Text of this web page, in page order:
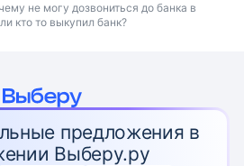
не могу дозвониться до банка в
кто то выкупил банк?
предложения в
Выберу.ру